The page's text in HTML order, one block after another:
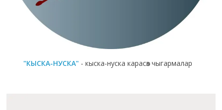
"КЫСКА-НУСКА" - кыска-нуска карасөз чыгармалар